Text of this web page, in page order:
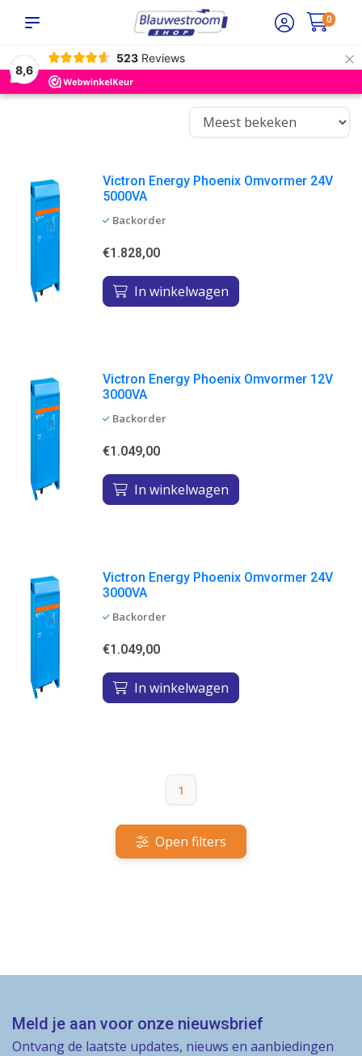
8,6
523 Reviews ×
0
Victron Energy Phoenix Omvormer 24V
5000VA
Backorder
€1.828,00
In winkelwagen
Victron Energy Phoenix Omvormer 12V
3000VA
Backorder
€1.049,00
In winkelwagen
Victron Energy Phoenix Omvormer 24V
3000VA
Backorder
€1.049,00
In winkelwagen
1
Open filters
Meld je aan voor onze nieuwsbrief
Ontvang de laatste updates, nieuws en aanbiedingen